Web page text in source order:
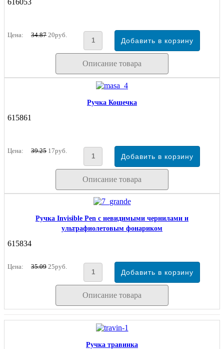
Цена: 34.87 20руб.
Описание товара
Ручка Кошечка
615861
Цена: 39.25 17руб.
Описание товара
Ручка Invisible Pen с невидимыми чернилами и
ультрафиолетовым фонариком
615834
Цена: 35.09 25руб.
Описание товара
Ручка травинка